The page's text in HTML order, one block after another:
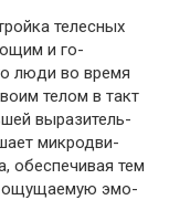
теле­сных
и го­
люди во время
телом в такт
выразитель­
микродви­
обеспечивая тем
ощущаемую эмо­